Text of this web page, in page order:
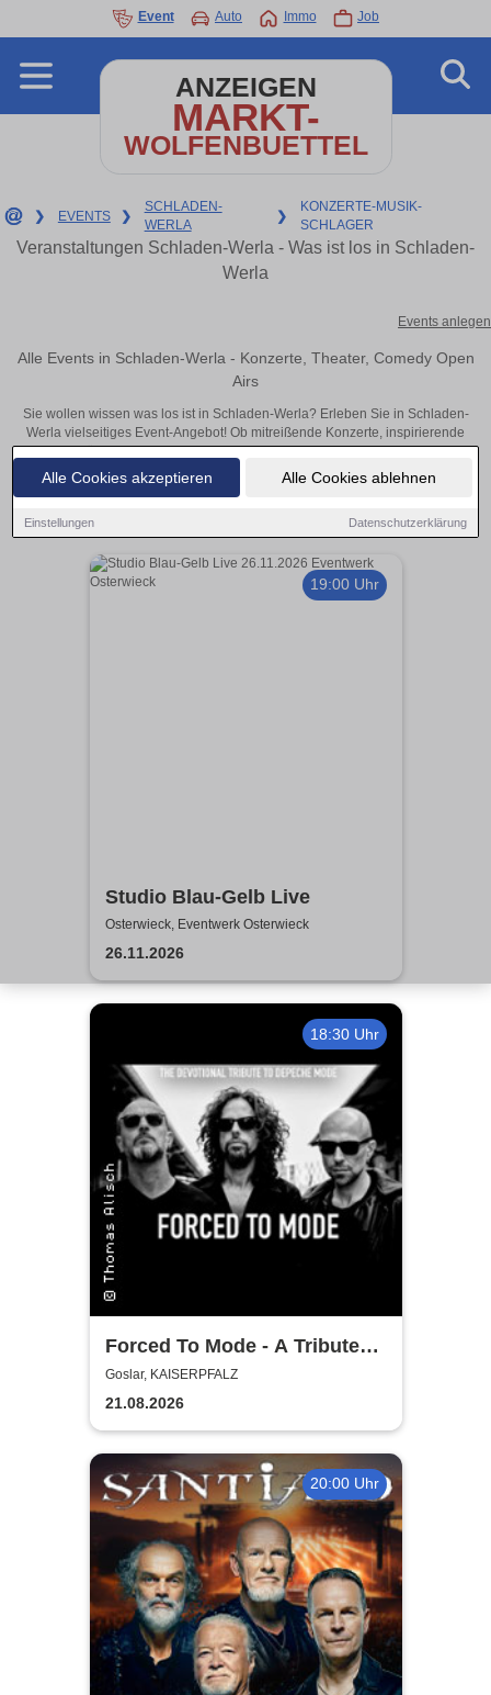
Alle Cookies akzeptieren Alle Cookies ablehnen
Einstellungen Datenschutzerklärung
Event Auto Immo Job
ANZEIGEN
MARKT-
WOLFENBUETTEL
❯ EVENTS ❯
SCHLADEN-
WERLA
❯
KONZERTE-MUSIK-
SCHLAGER
Veranstaltungen Schladen-Werla - Was ist los in Schladen-
Werla
Events anlegen
Alle Events in Schladen-Werla - Konzerte, Theater, Comedy Open
Airs
Sie wollen wissen was los ist in Schladen-Werla? Erleben Sie in Schladen-
Werla vielseitiges Event-Angebot! Ob mitreißende Konzerte, inspirierende
Theateraufführungen oder aufregende Veranstaltungen in Schladen-Werla –
hier finden alles im Überblick und Tickets.
19:00 Uhr
Studio Blau-Gelb Live
Osterwieck, Eventwerk Osterwieck
26.11.2026
18:30 Uhr
Forced To Mode - A Tribute
To Depeche Mode
Goslar, KAISERPFALZ
21.08.2026
20:00 Uhr